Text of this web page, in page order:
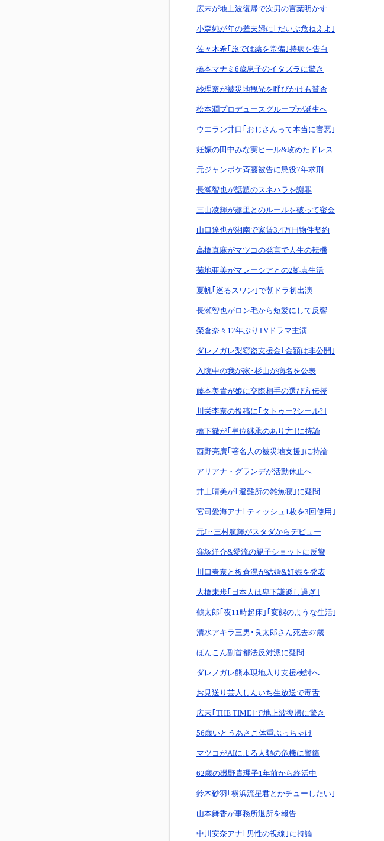
広末が地上波復帰で次男の言葉明かす
小森純が年の差夫婦に｢だいぶ危ねえよ｣
佐々木希｢旅では薬を常備｣持病を告白
橋本マナミ6歳息子のイタズラに驚き
紗理奈が被災地観光を呼びかけも賛否
松本潤プロデュースグループが誕生へ
ウエラン井口｢おじさんって本当に害悪｣
妊娠の田中みな実ヒール&攻めたドレス
元ジャンポケ斉藤被告に懲役7年求刑
長瀬智也が話題のスネハラを謝罪
三山凌輝が趣里とのルールを破って密会
山口達也が湘南で家賃3.4万円物件契約
高橋真麻がマツコの発言で人生の転機
菊地亜美がマレーシアとの2拠点生活
夏帆｢巡るスワン｣で朝ドラ初出演
長瀬智也がロン毛から短髪にして反響
榮倉奈々12年ぶりTVドラマ主演
ダレノガレ梨窃盗支援金｢金額は非公開｣
入院中の我が家･杉山が病名を公表
藤本美貴が娘に交際相手の選び方伝授
川栄李奈の投稿に｢タトゥー?シール?｣
橋下徹が｢皇位継承のあり方｣に持論
西野亮廣｢著名人の被災地支援｣に持論
アリアナ・グランデが活動休止へ
井上晴美が｢避難所の雑魚寝｣に疑問
宮司愛海アナ｢ティッシュ1枚を3回使用｣
元Jr･三村航輝がスタダからデビュー
窪塚洋介&愛流の親子ショットに反響
川口春奈と板倉滉が結婚&妊娠を発表
大橋未歩｢日本人は卑下謙遜し過ぎ｣
鶴太郎｢夜11時起床｣｢変態のような生活｣
清水アキラ三男･良太郎さん死去37歳
ほんこん副首都法反対派に疑問
ダレノガレ熊本現地入り支援検討へ
お見送り芸人しんいち生放送で毒舌
広末｢THE TIME｣で地上波復帰に驚き
56歳いとうあさこ体重ぶっちゃけ
マツコがAIによる人類の危機に警鐘
62歳の磯野貴理子1年前から終活中
鈴木砂羽｢横浜流星君とかチューしたい｣
山本舞香が事務所退所を報告
中川安奈アナ｢男性の視線｣に持論